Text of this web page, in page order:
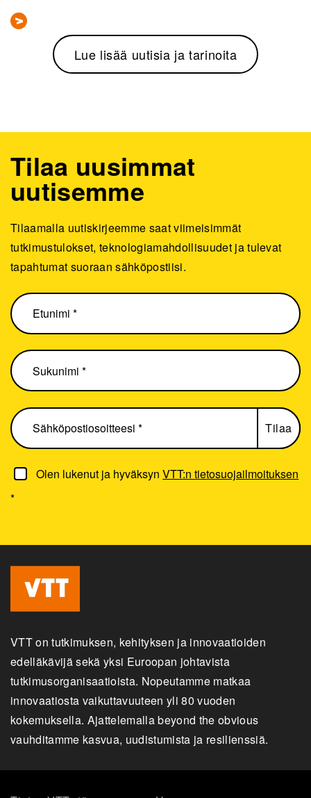
Lue lisää uutisia ja tarinoita
Olen lukenut ja hyväksynVTT:n tietosuojailmoituksen
*
Tilaa uusimmat
uutisemme
Tilaamalla uutiskirjeemme saat viimeisimmät
tutkimustulokset, teknologiamahdollisuudet ja tulevat
tapahtumat suoraan sähköpostiisi.
VTT on tutkimuksen, kehityksen ja innovaatioiden
edelläkävijä sekä yksi Euroopan johtavista
tutkimusorganisaatioista. Nopeutamme matkaa
innovaatiosta vaikuttavuuteen yli 80 vuoden
kokemuksella. Ajattelemalla beyond the obvious
vauhditamme kasvua, uudistumista ja resilienssiä.